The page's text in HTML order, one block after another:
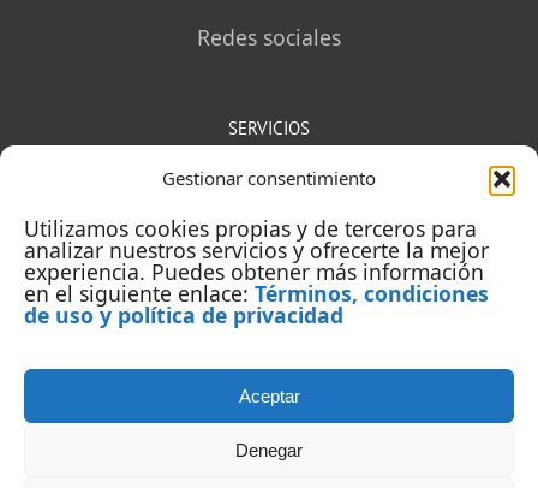
Gestionar consentimiento
Utilizamos cookies propias y de terceros para
analizar nuestros servicios y ofrecerte la mejor
experiencia. Puedes obtener más información
en el siguiente enlace: Términos, condiciones
de uso y política de privacidad
Aceptar
Denegar
Redes sociales
SERVICIOS
Mentorías
Auditorías
Capacitación